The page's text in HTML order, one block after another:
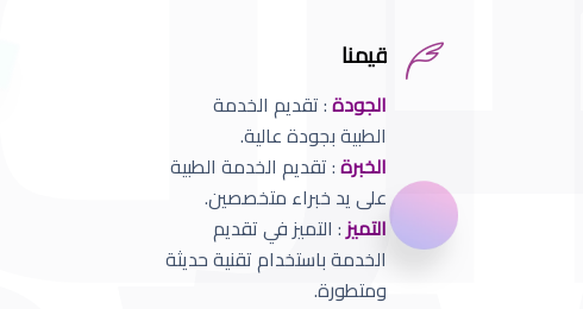
قيمنا
الجودة: تقديم الخدمة
الطبية بجودة عالية.
الخبرة: تقديم الخدمة الطبية
على يد خبراء متخصصين.
التميز: التميز في تقديم
الخدمة باستخدام تقنية حديثة
ومتطورة.